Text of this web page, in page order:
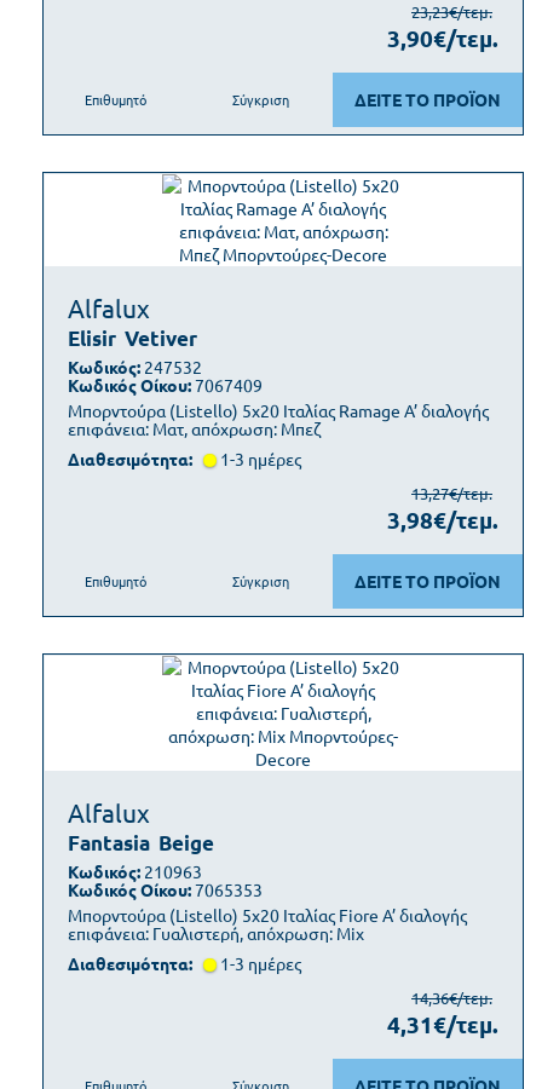
23,23€/τεμ.
3,90€/τεμ.
ΔΕΙΤΕ ΤΟ ΠΡΟΪΟΝ
Επιθυμητό Σύγκριση
Alfalux
Elisir Vetiver
Μπορντούρα (Listello) 5x20 Ιταλίας Ramage Α’ διαλογής
επιφάνεια: Ματ, απόχρωση: Μπεζ
Κωδικός: 247532
Κωδικός Οίκου:7067409
Διαθεσιμότητα: 1-3 ημέρες
13,27€/τεμ.
3,98€/τεμ.
ΔΕΙΤΕ ΤΟ ΠΡΟΪΟΝ
Επιθυμητό Σύγκριση
Alfalux
Fantasia Beige
Μπορντούρα (Listello) 5x20 Ιταλίας Fiore Α’ διαλογής
επιφάνεια: Γυαλιστερή, απόχρωση: Mix
Κωδικός: 210963
Κωδικός Οίκου:7065353
Διαθεσιμότητα: 1-3 ημέρες
14,36€/τεμ.
4,31€/τεμ.